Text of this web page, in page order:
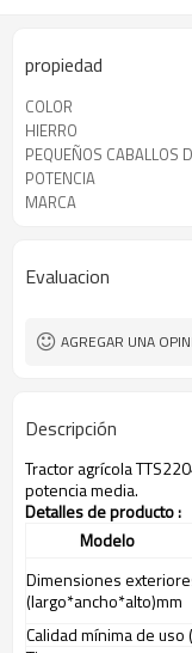
propiedad
COLOR
HIERRO
PEQUEÑOS CABALLOS
POTENCIA
MARCA
Evaluacion
AGREGAR UNA
Descripción
Tractor agrícola
potencia media.
Detalles de producto:
Modelo
Dimensiones
(largo*ancho*alto)mm
Calidad mínima de uso